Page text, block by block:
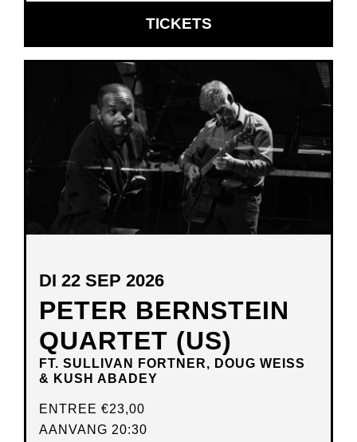
TICKETSOPENT
IN
VENSTER
PETER BERNSTEIN
QUARTET (US)
FT. SULLIVAN FORTNER, DOUG WEISS
& KUSH ABADEY
DI 22 SEP 2026
ENTREE €23,00
AANVANG 20:30